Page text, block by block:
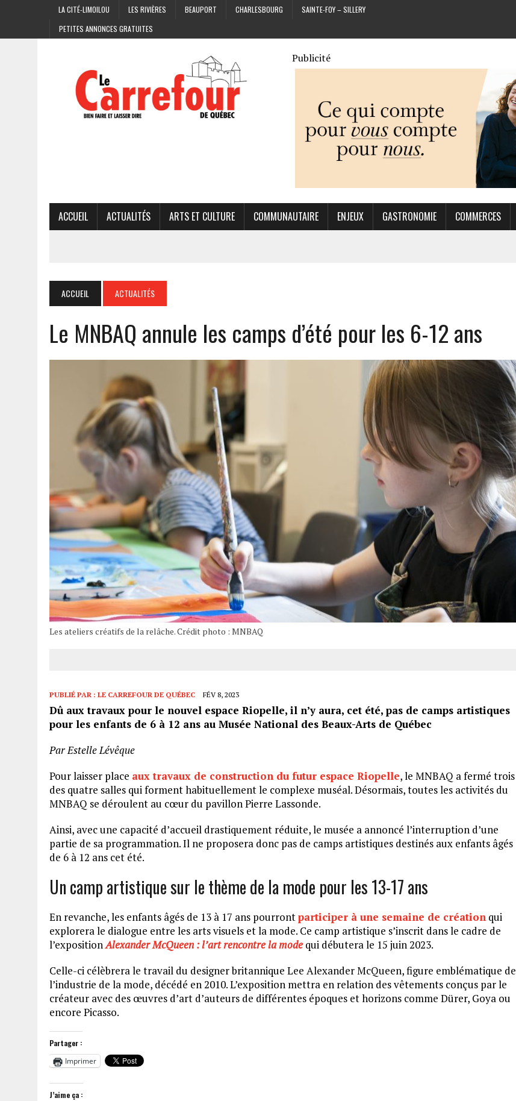
LA CITÉ-LIMOILOU LES RIVIÈRES BEAUPORT CHARLESBOURG
SAINTE-FOY – SILLERY
PETITES ANNONCES GRATUITES
Publicité
ACCUEIL ACTUALITÉS ARTS ET CULTURE COMMUNAUTAIRE ENJEUX GASTRONOMIE COMMERCES
ACCUEIL ACTUALITÉS
Le MNBAQ annule les camps d’été pour les 6-12 ans
Les ateliers créatifs de la relâche. Crédit photo : MNBAQ
PUBLIÉ PAR : LE CARREFOUR DE QUÉBEC FÉV 8, 2023
Dû aux travaux pour le nouvel espace Riopelle, il n’y aura, cet été, pas de camps artistiques
pour les enfants de 6 à 12 ans au Musée National des Beaux-Arts de Québec
Par Estelle Lévêque
Pour laisser place aux travaux de construction du futur espace Riopelle, le MNBAQ a fermé trois
des quatre salles qui forment habituellement le complexe muséal. Désormais, toutes les activités du
MNBAQ se déroulent au cœur du pavillon Pierre Lassonde.
Ainsi, avec une capacité d’accueil drastiquement réduite, le musée a annoncé l’interruption d’une
partie de sa programmation. Il ne proposera donc pas de camps artistiques destinés aux enfants âgés
de 6 à 12 ans cet été.
Un camp artistique sur le thème de la mode pour les 13-17 ans
En revanche, les enfants âgés de 13 à 17 ans pourrontparticiper à une semaine de création qui
explorera le dialogue entre les arts visuels et la mode. Ce camp artistique s’inscrit dans le cadre de
l’expositionAlexander McQueen : l’art rencontre la mode qui débutera le 15 juin 2023.
Celle-ci célèbrera le travail du designer britannique Lee Alexander McQueen, figure emblématique de
l’industrie de la mode, décédé en 2010. L’exposition mettra en relation des vêtements conçus par le
créateur avec des œuvres d’art d’auteurs de différentes époques et horizons comme Dürer, Goya ou
encore Picasso.
Partager :
Imprimer
J’aime ça :